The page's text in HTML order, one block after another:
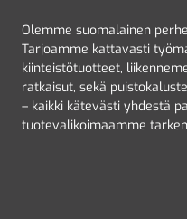
Olemme suomalainen
Tarjoamme kattavasti
kiinteistötuotteet,
ratkaisut, sekä
– kaikki kätevästi yhdestä
tuotevalikoimaamme